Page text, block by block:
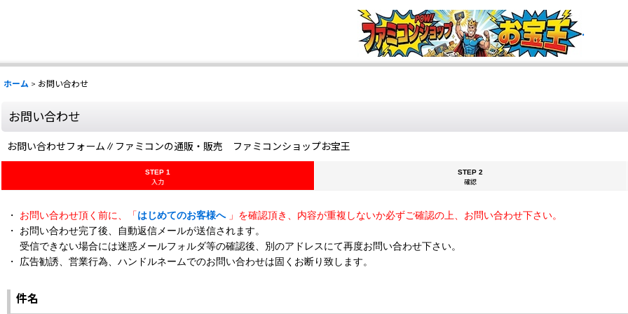
.
ホーム > お問い合わせ
お問い合わせ
お問い合わせフォーム∥ファミコンの通販・販売 ファミコンショップお宝王
STEP 1
入力
STEP 2
確認
・ お問い合わせ頂く前に、「はじめてのお客様へ 」を確認頂き、内容が重複しないか必ずご確認の上、お問い合わせ下さい。
・ お問い合わせ完了後、自動返信メールが送信されます。
受信できない場合には迷惑メールフォルダ等の確認後、別のアドレスにて再度お問い合わせ下さい。
・ 広告勧誘、営業行為、ハンドルネームでのお問い合わせは固くお断り致します。
件名